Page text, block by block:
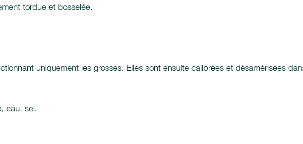
tordue et bosselée.
uniquement les grosses. Elles sont ensuite calibrées et désamérisées
eau, sel.